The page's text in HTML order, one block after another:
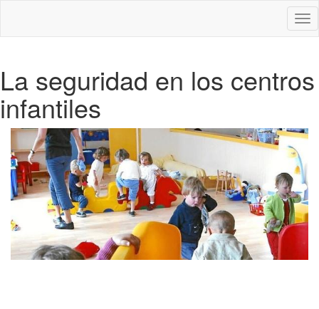
La seguridad en los centros
infantiles